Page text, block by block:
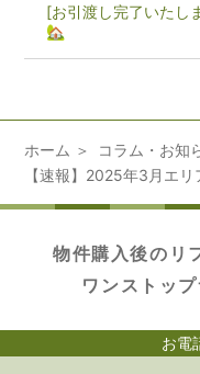
[お引渡し完了いたし
🏡
ホーム
コラム・お知
【速報】2025年3月エ
物件購入後のリ
ワンストッ
お電